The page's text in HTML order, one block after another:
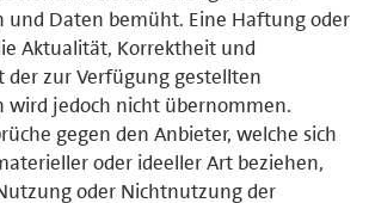
und Daten bemüht. Eine Haftung oder
Aktualität, Korrektheit und
der zur Verfügung gestellten
wird jedoch nicht übernommen.
gegen den Anbieter, welche sich
oder ideeller Art beziehen,
oder Nichtnutzung der